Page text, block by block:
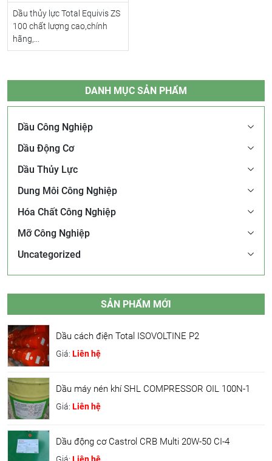
Dầu thủy lực Total Equivis ZS
100 chất lượng cao,chính
hãng,...
DANH MỤC SẢN PHẨM
Dầu Công Nghiệp
Dầu Động Cơ
Dầu Thủy Lực
Dung Môi Công Nghiệp
Hóa Chất Công Nghiệp
Mỡ Công Nghiệp
Uncategorized
SẢN PHẨM MỚI
Dầu cách điện Total ISOVOLTINE P2
Giá: Liên hệ
Dầu máy nén khí SHL COMPRESSOR OIL 100N-1
Giá: Liên hệ
Dầu động cơ Castrol CRB Multi 20W-50 CI-4